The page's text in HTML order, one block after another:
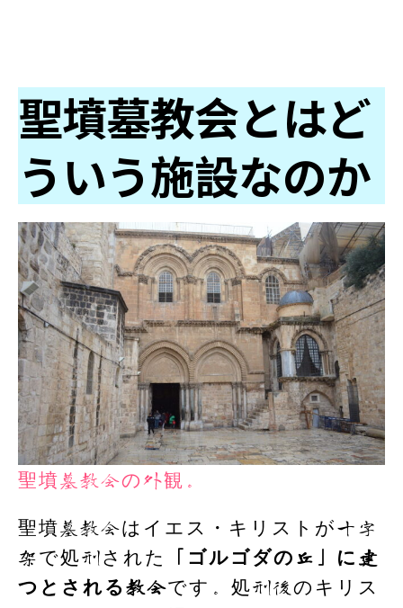
聖墳墓教会とはど
ういう施設なのか
聖墳墓教会の外観。
聖墳墓教会はイエス・キリストが十字
架で処刑された
「ゴルゴダの丘」に建
つとされる教会です。処刑後のキリス